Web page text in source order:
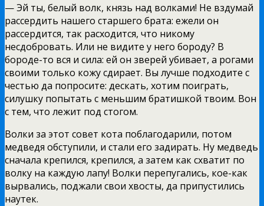
— Эй ты, белый волк, князь над волками! Не вздумай
рассердить нашего старшего брата: ежели он
рассердится, так расходится, что никому
несдобровать. Или не видите у него бороду? В
бороде-то вся и сила: ей он зверей убивает, а рогами
своими только кожу сдирает. Вы лучше подходите с
честью да попросите: дескать, хотим поиграть,
силушку попытать с меньшим братишкой твоим. Вон
с тем, что лежит под стогом.
Волки за этот совет кота поблагодарили, потом
медведя обступили, и стали его задирать. Ну медведь
сначала крепился, крепился, а затем как схватит по
волку на каждую лапу! Волки перепугались, кое-как
вырвались, поджали свои хвосты, да припустились
наутек.